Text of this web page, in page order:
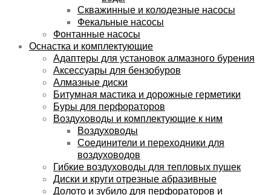
Скважинные и колодезные насосы
Фекальные насосы
Фонтанные насосы
Оснастка и комплектующие
Адаптеры для установок алмазного бурения
Аксессуары для бензобуров
Алмазные диски
Битумная мастика и дорожные герметики
Буры для перфораторов
Воздуховоды и комплектующие к ним
Воздуховоды
Соединители и переходники для
воздуховодов
Гибкие воздуховоды для тепловых пушек
Диски и круги отрезные абразивные
Долото и зубило для перфораторов и